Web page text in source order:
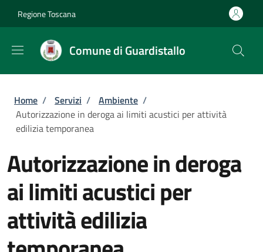
Regione Toscana
Comune di Guardistallo
Briciole di pane
Home / Servizi / Ambiente /
Autorizzazione in deroga ai limiti acustici per attività
edilizia temporanea
Autorizzazione in deroga
ai limiti acustici per
attività edilizia